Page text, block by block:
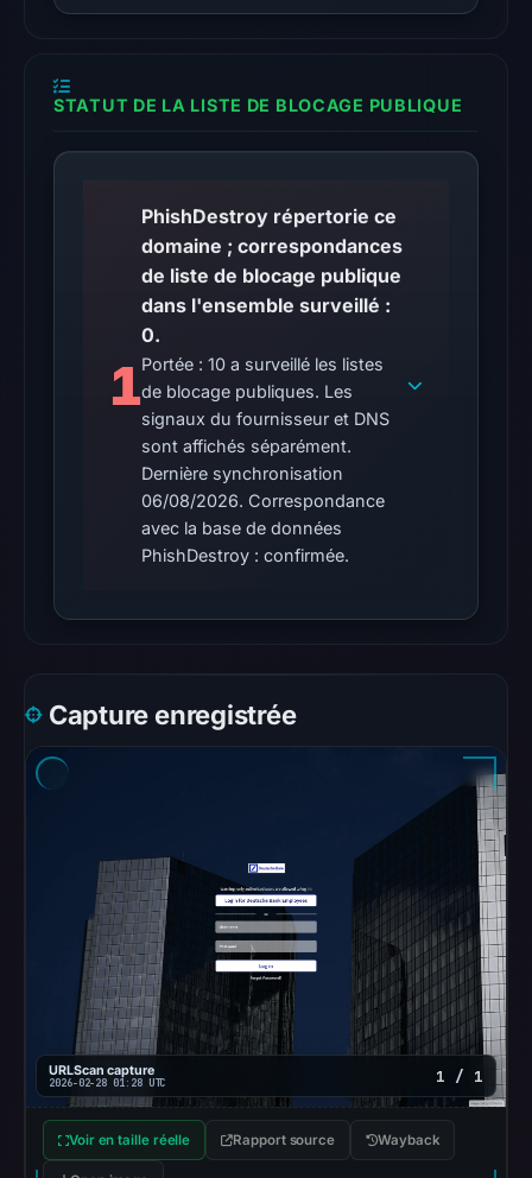
Aug
at
22:14
response
may
differ
between
and
automated
checks.
Other
observations:
No
external
in
the
2026
at
10:20
UTC.
Google
Safe
recorded
no
STATUT DE LA LISTE DE BLOCAGE PUBLIQUE
1
PhishDestroy répertorie ce
domaine ; correspondances
de liste de blocage publique
dans l'ensemble surveillé :
0.
Portée : 10 a surveillé les listes
de blocage publiques. Les
signaux du fournisseur et DNS
sont affichés séparément.
Dernière synchronisation
06/08/2026. Correspondance
avec la base de données
PhishDestroy : confirmée.
Capture enregistrée
URLScan capture
2026-02-28 01:28 UTC 1 / 1
Voir en taille réelle Rapport source Wayback